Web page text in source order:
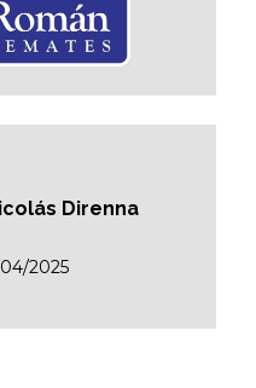
Direnna
2025